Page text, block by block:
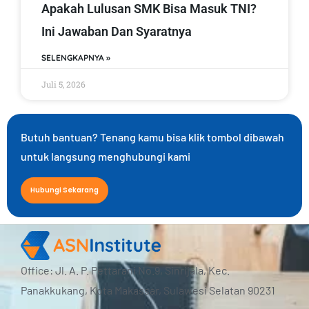
Apakah Lulusan SMK Bisa Masuk TNI?
Ini Jawaban Dan Syaratnya
SELENGKAPNYA »
Juli 5, 2026
Butuh bantuan? Tenang kamu bisa klik tombol dibawah
untuk langsung menghubungi kami
Hubungi Sekarang
Office: Jl. A. P. Pettarani No.9, Sinrijala, Kec.
Panakkukang, Kota Makassar, Sulawesi Selatan 90231